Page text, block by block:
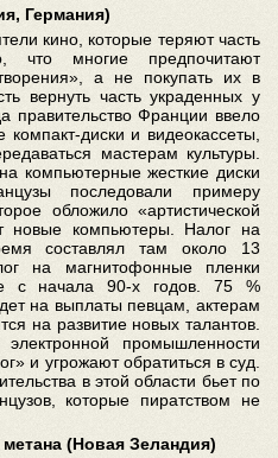
Германия)
кино, которые теряют часть
что многие предпочитают
а не покупать их в
вернуть часть украденных у
правительство Франции ввело
диски и видеокассеты,
мастерам культуры.
компьютерные жесткие диски
последовали примеру
обложило «артистической
новые компьютеры. Налог на
составлял там около 13
на магнитофонные пленки
с начала 90-х годов. 75 %
на выплаты певцам, актерам
на развитие новых талантов.
электронной промышленности
и угрожают обратиться в суд.
в этой области бьет по
которые пиратством не
(Новая Зеландия)